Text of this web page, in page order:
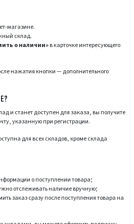
магазине.
склад.
о наличии»в карточке интересующего
нажатия кнопки — дополнительного
и станет доступен для заказа, вы получите
указанную при регистрации.
для всех складов, кроме склада
о поступлении товара;
отслеживать наличие вручную;
заказ сразу после поступления товара на